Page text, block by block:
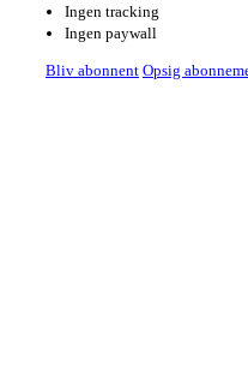
Ingen tracking
Ingen paywall
Bliv abonnent Opsig